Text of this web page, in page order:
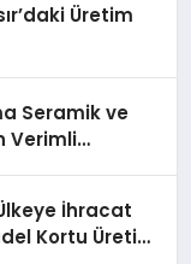
Üretim
Seramik ve
Verimli
İhracat
Kortu Üretim